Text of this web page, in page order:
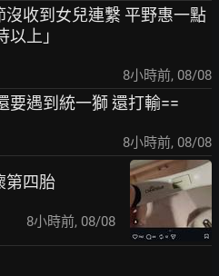
沒收到女兒連繫 平野惠一點
上」
8小時前, 08/08
要遇到統一獅 還打輸==
8小時前, 08/08
第四胎
8小時前, 08/08